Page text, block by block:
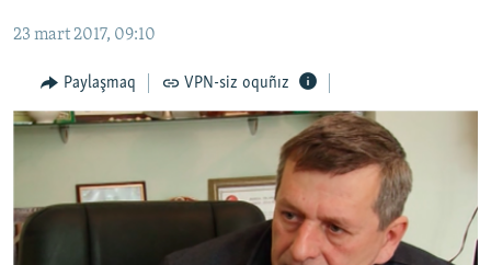
İNSAN AQLARI
VİDEO
SÜRET
FİKİR
23 mart 2017, 09:10
Paylaşmaq VPN-siz oquñız